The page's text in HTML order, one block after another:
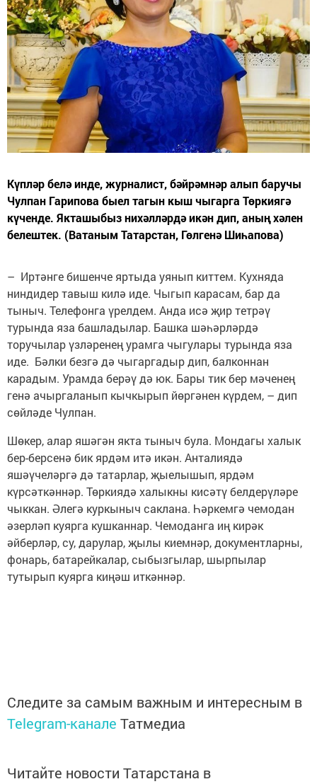
Күпләр белә инде, журналист, бәйрәмнәр алып баручы
Чулпан Гарипова быел тагын кыш чыгарга Төркиягә
күченде. Якташыбыз нихәлләрдә икән дип, аның хәлен
белештек. (Ватаным Татарстан, Гөлгенә Шиһапова)
– Иртәнге бишенче яртыда уянып киттем. Кухняда
ниндидер тавыш килә иде. Чыгып карасам, бар да
тыныч. Телефонга үрелдем. Анда исә җир тетрәү
турында яза башладылар. Башка шәһәрләрдә
торучылар үзләренең урамга чыгулары турында яза
иде. Бәлки безгә дә чыгаргадыр дип, балконнан
карадым. Урамда берәү дә юк. Бары тик бер мәченең
генә ачыргаланып кычкырып йөргәнен күрдем, – дип
сөйләде Чулпан.
Шөкер, алар яшәгән якта тыныч була. Мондагы халык
бер-берсенә бик ярдәм итә икән. Анталиядә
яшәүчеләргә дә татарлар, җыелышып, ярдәм
күрсәткәннәр. Төркиядә халыкны кисәтү белдерүләре
чыккан. Әлегә куркыныч саклана. Һәркемгә чемодан
әзерләп куярга кушканнар. Чемоданга иң кирәк
әйберләр, су, дарулар, җылы киемнәр, документларны,
фонарь, батарейкалар, сыбызгылар, шырпылар
тутырып куярга киңәш иткәннәр.
Следите за самым важным и интересным в
Telegram-канале Татмедиа
Читайте новости Татарстана в